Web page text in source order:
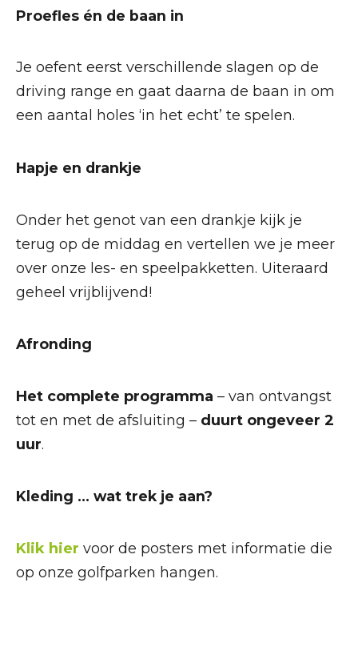
Proefles én de baan in
Je oefent eerst verschillende slagen op de
driving range en gaat daarna de baan in om
een aantal holes ‘in het echt’ te spelen.
Hapje en drankje
Onder het genot van een drankje kijk je
terug op de middag en vertellen we je meer
over onze les- en speelpakketten. Uiteraard
geheel vrijblijvend!
Afronding
Het complete programma – van ontvangst
tot en met de afsluiting – duurt ongeveer 2
uur.
Kleding … wat trek je aan?
Klik hier voor de posters met informatie die
op onze golfparken hangen.